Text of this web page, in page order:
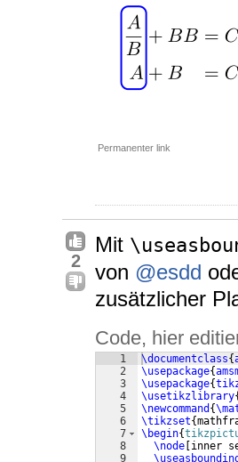
Permanenter link
2
Mit
von @esdd
zusätzlicher
Code, hier
1
2
3
4
5
6
7
8
9
\documentclass{
\usepackage{
\usepackage{
\usetikzlibrary{
\newcommand {
\tikzset{
\begin{
\node inner